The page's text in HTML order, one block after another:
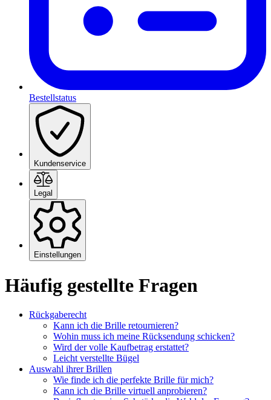
Bestellstatus
Kundenservice
Legal
Einstellungen
Häufig gestellte Fragen
Rückgaberecht
Kann ich die Brille retournieren?
Wohin muss ich meine Rücksendung schicken?
Wird der volle Kaufbetrag erstattet?
Leicht verstellte Bügel
Auswahl ihrer Brillen
Wie finde ich die perfekte Brille für mich?
Kann ich die Brille virtuell anprobieren?